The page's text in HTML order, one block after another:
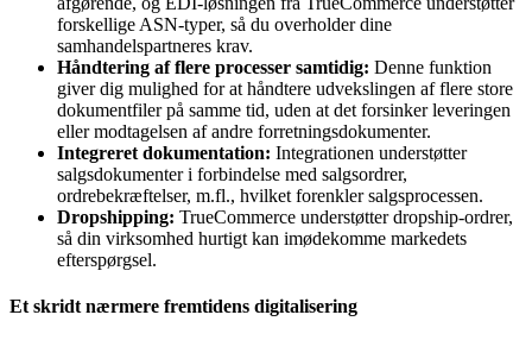
forskellige ASN-typer, så du overholder dine
samhandelspartneres krav.
Håndtering af flere processer samtidig: Denne funktion
giver dig mulighed for at håndtere udvekslingen af flere store
dokumentfiler på samme tid, uden at det forsinker leveringen
eller modtagelsen af andre forretningsdokumenter.
Integreret dokumentation: Integrationen understøtter
salgsdokumenter i forbindelse med salgsordrer,
ordrebekræftelser, m.fl., hvilket forenkler salgsprocessen.
Dropshipping: TrueCommerce understøtter dropship-ordrer,
så din virksomhed hurtigt kan imødekomme markedets
efterspørgsel.
Et skridt nærmere fremtidens digitalisering